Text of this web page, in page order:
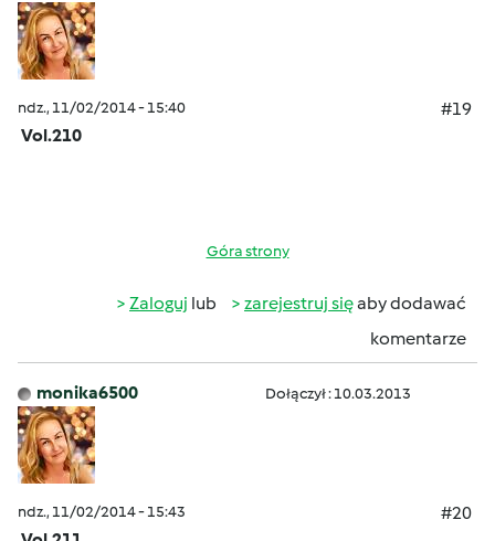
ndz., 11/02/2014 - 15:40
#19
Vol.210
Góra strony
Zaloguj lub zarejestruj sięaby dodawać
komentarze
monika6500 Dołączył : 10.03.2013
ndz., 11/02/2014 - 15:43
#20